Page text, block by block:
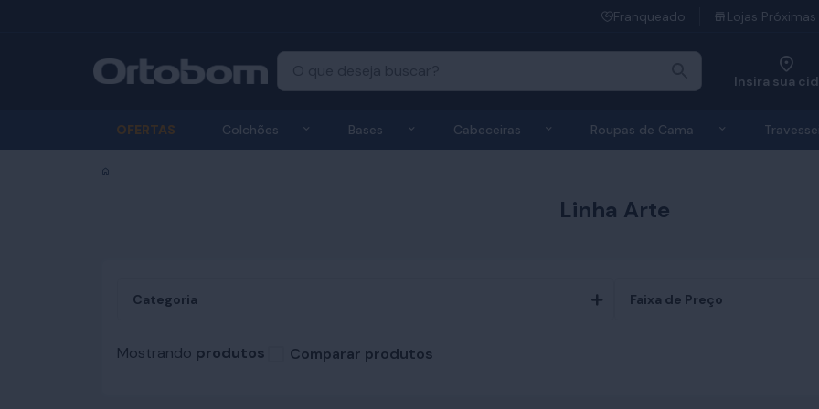
Franqueado Lojas Próximas
Insira sua
OFERTAS Colchões Exibir submenu de Colchões
Bases Exibir submenu de Bases
Cabeceiras Exibir submenu de Cabeceiras
Roupas de Cama Exibir
Linha Arte
Categoria Faixa de Preço
Mostrando produtos Comparar produtos